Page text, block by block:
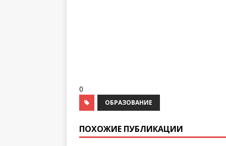
0
ОБРАЗОВАНИЕ
ПОХОЖИЕ ПУБЛИКАЦИИ